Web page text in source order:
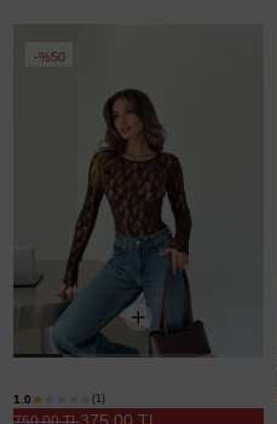
%50
1.0 (1)
375,00 TL